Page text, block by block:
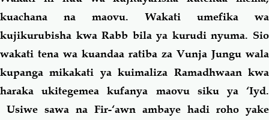
kuachana na maovu. Wakati umefika wa
kujikurubisha kwa Rabb bila ya kurudi nyuma. Sio
wakati tena wa kuandaa ratiba za Vunja Jungu wala
kupanga mikakati ya kuimaliza Ramadhwaan kwa
haraka ukitegemea kufanya maovu siku ya ‘Iyd.
Usiwe sawa na Fir-‘awn ambaye hadi roho yake